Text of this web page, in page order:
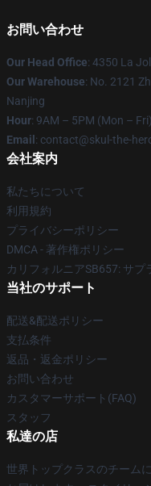
お問い合わせ
Our Head Office: 4350 La
Our Warehouse: No. 2121
Nanjing
Hour: 9AM – 5PM (Mon – Fri)
Email : contact@skul-the-
会社案内
私たちについて
利用規約
プライバシーポリシー
DMCA - 著作権ポリシー
カリフォルニアSB657: サ
当社のサポート
配送&配送ポリシー
支払条件
返品・返金ポリシー
お問い合わせ
カスタマーサポート(FAQ)
スタッフ
私達の店
世界トップクラスのチーム